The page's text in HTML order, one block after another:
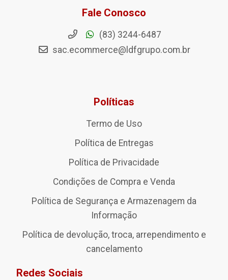
Fale Conosco
(83) 3244-6487
sac.ecommerce@ldfgrupo.com.br
Políticas
Termo de Uso
Política de Entregas
Política de Privacidade
Condições de Compra e Venda
Política de Segurança e Armazenagem da
Informação
Política de devolução, troca, arrependimento e
cancelamento
Redes Sociais